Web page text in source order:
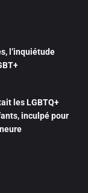
l’inquiétude
les LGBTQ+
inculpé pour